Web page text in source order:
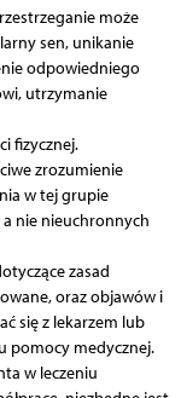
może
sen, unikanie
odpowiedniego
utrzymanie
fizycznej.
zrozumienie
w tej grupie
nie nieuchronnych
zasad
oraz objawów i
się z lekarzem lub
pomocy medycznej.
w leczeniu